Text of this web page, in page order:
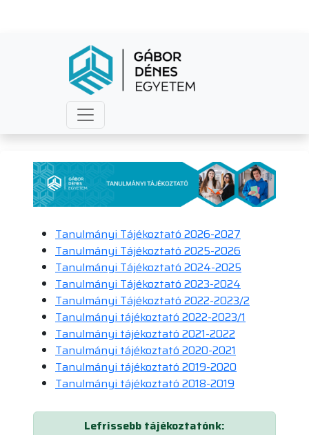
Tanulmányi tájékoztató
Tanulmányi Tájékoztató 2026-2027
Tanulmányi Tájékoztató 2025-2026
Tanulmányi Tájékoztató 2024-2025
Tanulmányi Tájékoztató 2023-2024
Tanulmányi Tájékoztató 2022-2023/2
Tanulmányi tájékoztató 2022-2023/1
Tanulmányi tájékoztató 2021-2022
Tanulmányi tájékoztató 2020-2021
Tanulmányi tájékoztató 2019-2020
Tanulmányi tájékoztató 2018-2019
Lefrissebb tájékoztatónk: